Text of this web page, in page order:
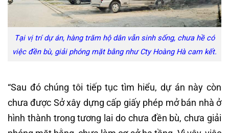
Tại vị trí dự án, hàng trăm hộ dân vẫn sinh sống, chưa hề có
việc đền bù, giải phóng mặt bằng như Cty Hoàng Hà cam kết.
“Sau đó chúng tôi tiếp tục tìm hiểu, dự án này còn
chưa được Sở xây dựng cấp giấy phép mở bán nhà ở
hình thành trong tương lai do chưa đền bù, chưa giải